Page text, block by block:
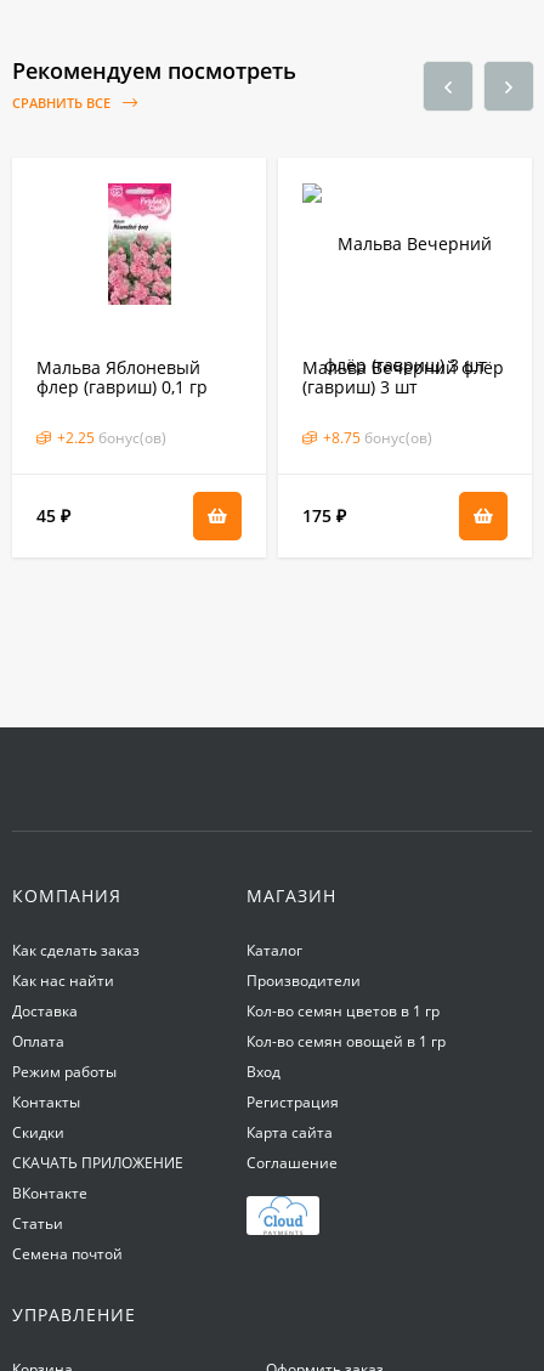
Рекомендуем посмотреть
СРАВНИТЬ ВСЕ
Мальва Яблоневый
флер (гавриш) 0,1 гр
+2.25 бонус(ов)
45 ₽
Мальва Вечерний флёр
(гавриш) 3 шт
+8.75 бонус(ов)
175 ₽
КОМПАНИЯ
Как сделать заказ
Как нас найти
Доставка
Оплата
Режим работы
Контакты
Скидки
СКАЧАТЬ ПРИЛОЖЕНИЕ
ВКонтакте
Статьи
Семена почтой
МАГАЗИН
Каталог
Производители
Кол-во семян цветов в 1 гр
Кол-во семян овощей в 1 гр
Вход
Регистрация
Карта сайта
Соглашение
УПРАВЛЕНИЕ